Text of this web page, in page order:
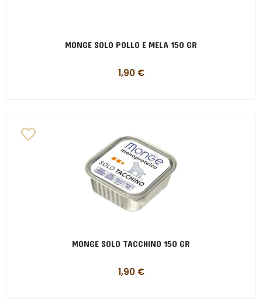
MONGE SOLO POLLO E MELA 150 GR
1,90 €
MONGE SOLO TACCHINO 150 GR
1,90 €